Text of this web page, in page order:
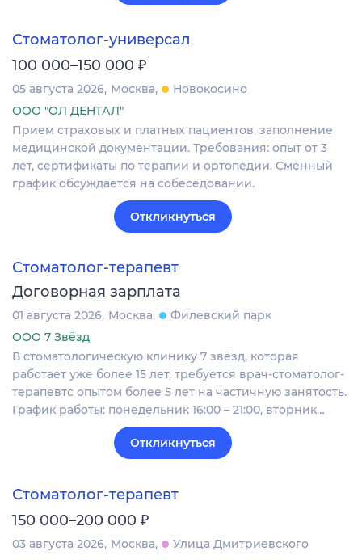
Стоматолог-универсал
100 000–150 000 ₽
05 августа 2026 Москва
Новокосино
ООО "ОЛ ДЕНТАЛ"
Прием страховых и платных пациентов, заполнение
медицинской документации. Требования: опыт от 3
лет, сертификаты по терапии и ортопедии. Сменный
график обсуждается на собеседовании.
Откликнуться
Стоматолог-терапевт
Договорная зарплата
01 августа 2026 Москва
Филевский парк
ООО 7 Звёзд
В стоматологическую клинику 7 звёзд, которая
работает уже более 15 лет, требуется врач-стоматолог-
терапевтс опытом более 5 лет на частичную занятость.
График работы: понедельник 16:00 – 21:00, вторник…
Откликнуться
Стоматолог-терапевт
150 000–200 000 ₽
03 августа 2026 Москва
Улица Дмитриевского